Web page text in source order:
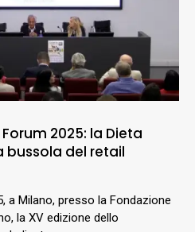
2025: la Dieta
bussola del retail
a Milano, presso la Fondazione
la XV edizione dello